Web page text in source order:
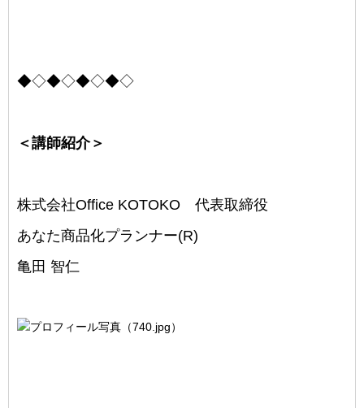
◆◇◆◇◆◇◆◇
＜講師紹介＞
株式会社Office KOTOKO 代表取締役
あなた商品化プランナー(R)
亀田 智仁